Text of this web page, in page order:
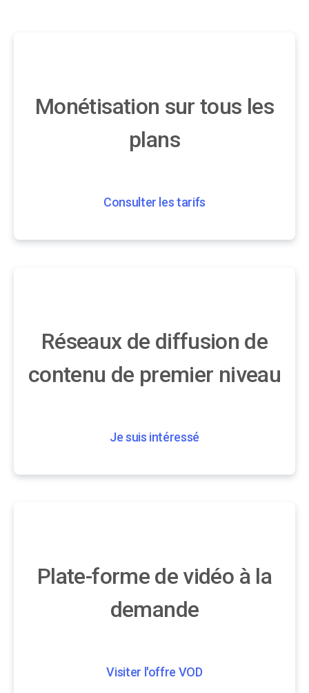
Monétisation sur tous les
plans
Consulter les tarifs
Réseaux de diffusion de
contenu de premier niveau
Je suis intéressé
Plate-forme de vidéo à la
demande
Visiter l'offre VOD